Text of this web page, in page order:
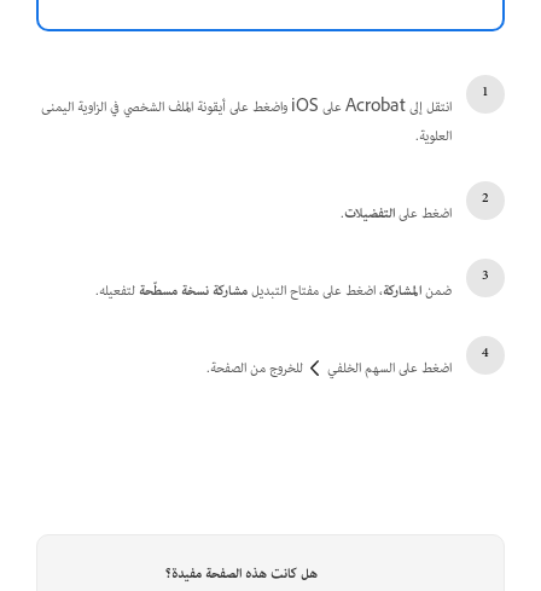
انتقل إلى Acrobat على iOS واضغط على أيقونة الملف الشخصي في الزاوية اليمنى
العلوية.
اضغط علىالتفضيلات.
ضمنالمشاركة، اضغط على مفتاح التبديلمشاركة نسخة مسطّحةلتفعيله.
اضغط على السهم الخلفي للخروج من الصفحة.
هل كانت هذه الصفحة مفيدة؟